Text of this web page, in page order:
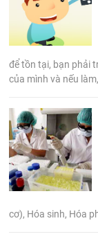
để tồn tại, bạn phải
của mình và nếu
cơ), Hóa sinh, Hóa